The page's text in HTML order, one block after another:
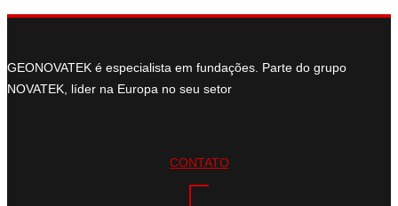
GEONOVATEK é especialista em fundações. Parte do grupo
NOVATEK, líder na Europa no seu setor
CONTATO